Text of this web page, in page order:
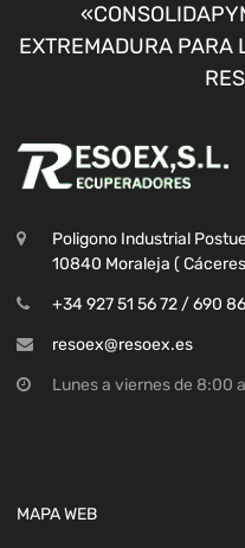
EXTREMADURA PARA
Poligono Industrial
10840 Moraleja (
+34 927 51 56 72 / 690
resoex@resoex.es
Lunes a viernes de 8:00
MAPA WEB